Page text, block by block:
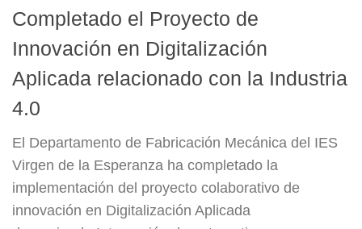
Completado el Proyecto de
Innovación en Digitalización
Aplicada relacionado con la Industria
4.0
El Departamento de Fabricación Mecánica del IES
Virgen de la Esperanza ha completado la
implementación del proyecto colaborativo de
innovación en Digitalización Aplicada